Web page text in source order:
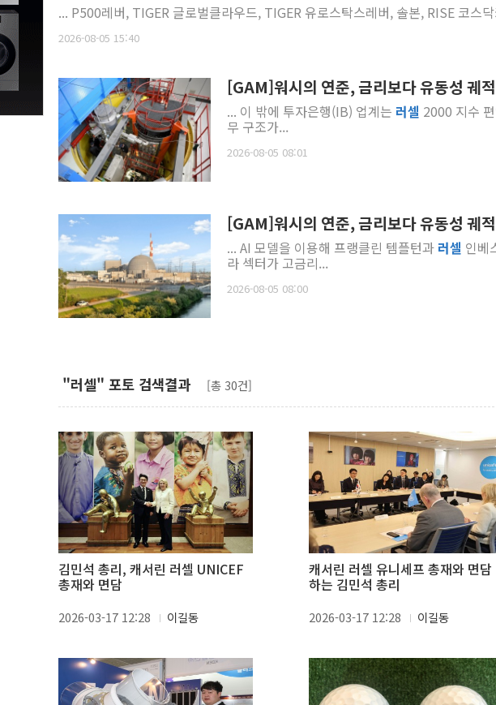
... P500레버, TIGER 글로벌클라우드, TIGER 유로스탁스레버, 솔본, RISE 코스
2026-08-05 15:40
[GAM]워시의 연준, 금리보다 유동성 궤
... 이 밖에 투자은행(IB) 업계는 러셀 2000 지수
무 구조가...
2026-08-05 08:01
[GAM]워시의 연준, 금리보다 유동성 궤
... AI 모델을 이용해 프랭클린 템플턴과 러셀 인베
라 섹터가 고금리...
2026-08-05 08:00
"러셀" 포토 검색결과 [총 30건]
김민석 총리, 캐서린 러셀 UNICEF
총재와 면담
2026-03-17 12:28 이길동
캐서린 러셀 유니세프 총재와 면담
하는 김민석 총리
2026-03-17 12:28 이길동